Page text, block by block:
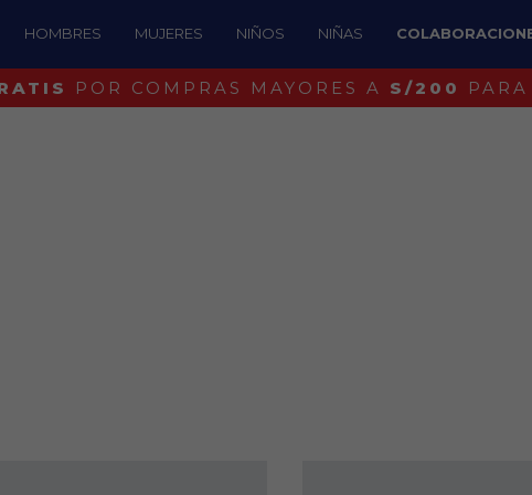
HOMBRES MUJERES NIÑOS NIÑAS
¡IDENTIFICA UN BOSTON ORIGINAL!